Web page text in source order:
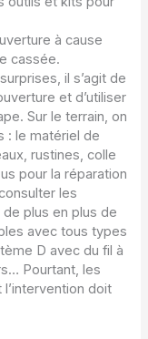
à cause
cassée.
il s’agit de
et d’utiliser
Sur le terrain, on
: le matériel de
rustines, colle
pour la réparation
les
plus en plus de
avec tous types
D avec du fil à
Pourtant, les
doit